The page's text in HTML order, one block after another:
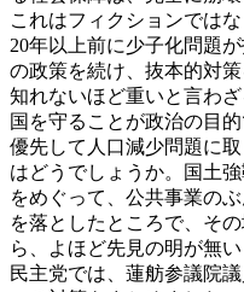
これはフィクションでは
20年以上前に少子化問題
の政策を続け、抜本的対
知れないほど重いと言わざ
国を守ることが政治の目
優先して人口減少問題に
はどうでしょうか。国土
をめぐって、公共事業の
を落としたところで、そ
ら、よほど先見の明が無
民主党では、蓮舫参議院